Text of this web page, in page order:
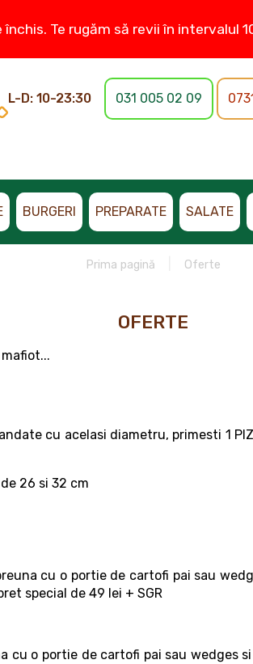
închis. Te rugăm să revii în intervalul
L-D: 10-23:30 031 005 02 09
BURGERI PREPARATE SALATE
Prima pagină Oferte
OFERTE
cu acelasi diametru, primesti 1
26 si 32 cm
cu o portie de cartofi pai sau
special de 49 lei + SGR
o portie de cartofi pai sau wedges si